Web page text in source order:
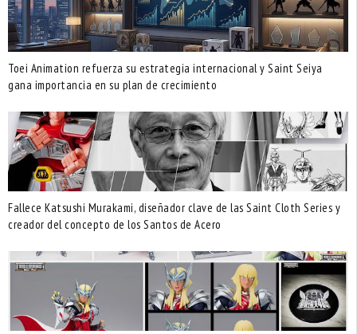
Toei Animation refuerza su estrategia internacional y Saint Seiya
gana importancia en su plan de crecimiento
Fallece Katsushi Murakami, diseñador clave de las Saint Cloth Series y
creador del concepto de los Santos de Acero